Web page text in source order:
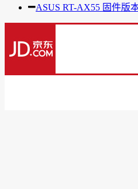
ASUS RT-AX55 固件版